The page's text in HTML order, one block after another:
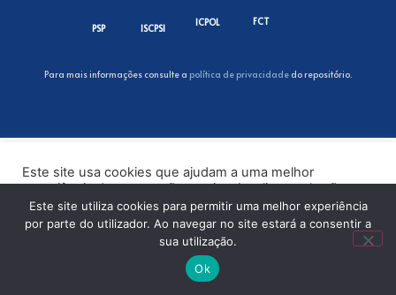
PSP ISCPSI
ICPOL FCT
Para mais informações consulte a política de privacidadedo repositório.
Este site usa cookies que ajudam a uma melhor
experiência de navegação no site. Ao clicar no botão
“Aceitar” ou continuar a visualizar o nosso site, você
concorda com o uso de cookies no nosso site.
Este site utiliza cookies para permitir uma melhor experiência
por parte do utilizador. Ao navegar no site estará a consentir a
sua utilização.
Ok